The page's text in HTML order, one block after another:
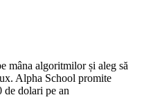
mâna algoritmilor și aleg să
Alpha School promite
de dolari pe an